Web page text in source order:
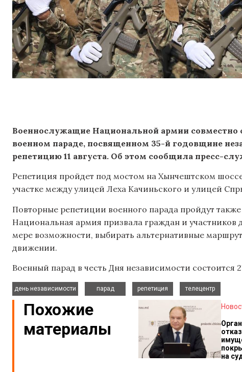
Военнослужащие Национальной армии совместно
военном параде, посвященном 35-й годовщине
репетицию 11 августа. Об этом сообщила пресс-
Репетиция пройдет под мостом на Хынчештском
участке между улицей Леха Качиньского и улицей
Повторные репетиции военного парада пройдут также
Национальная армия призвала граждан и
мере возможности, выбирать альтернативные
движении.
Военный парад в честь Дня независимости состоится
день независимости
парад
репетиция
телецентр
Похожие
материалы
на